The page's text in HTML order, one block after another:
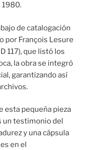
1980.
de catalogación
por François Lesure
117), que listó los
la obra se integró
garantizando así
esta pequeña pieza
un testimonio del
y una cápsula
en el